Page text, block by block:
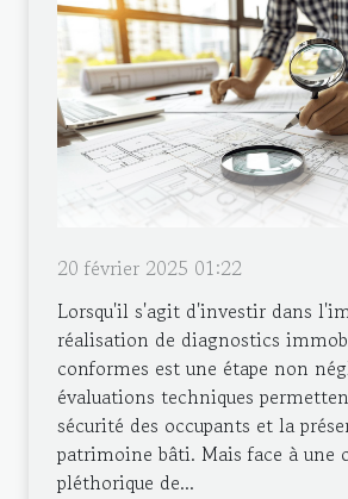
20 février 2025 01:22
Lorsqu'il s'agit d'investir dans
réalisation de diagnostics
conformes est une étape non
évaluations techniques
sécurité des occupants et la
patrimoine bâti. Mais face à une
pléthorique de...